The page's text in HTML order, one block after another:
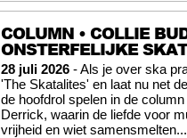
COLUMN • COLLIE
ONSTERFELIJKE
28 juli 2026 - Als je over ska
'The Skatalites' en laat nu net
de hoofdrol spelen in de
Derrick, waarin de liefde voor
vrijheid en wiet samensmelten...